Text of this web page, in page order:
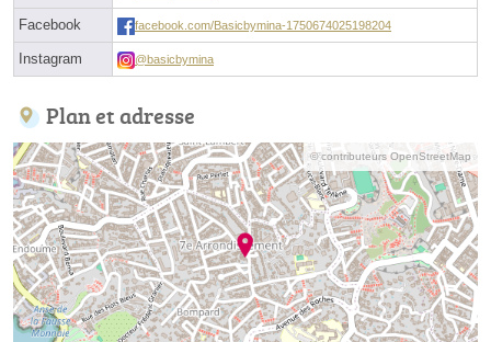
Facebook facebook.com/Basicbymina-1750674025198204
Instagram @basicbymina
Plan et adresse
© contributeurs OpenStreetMap